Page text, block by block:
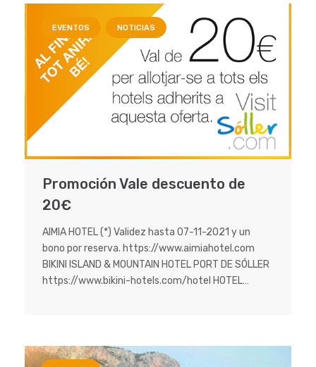
EVENTOS NOTICIAS
Promoción Vale descuento de
20€
AIMIA HOTEL (*) Validez hasta 07-11-2021 y un
bono por reserva. https://www.aimiahotel.com
BIKINI ISLAND & MOUNTAIN HOTEL PORT DE SÓLLER
https://www.bikini-hotels.com/hotel HOTEL…